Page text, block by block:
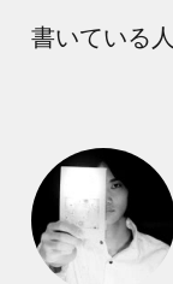
書いている人